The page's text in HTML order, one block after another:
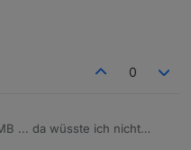
0
... da wüsste ich nicht